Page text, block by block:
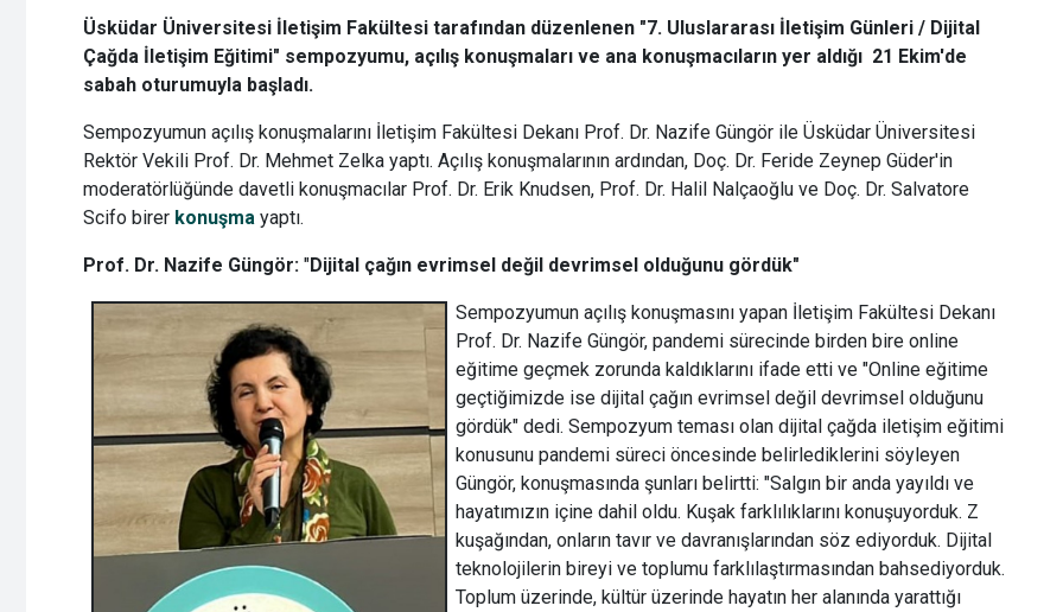
Üsküdar Üniversitesi İletişim Fakültesi tarafından düzenlenen "7. Uluslararası İletişim Günleri / Dijital
Çağda İletişim Eğitimi" sempozyumu, açılış konuşmaları ve ana konuşmacıların yer aldığı 21 Ekim'de
sabah oturumuyla başladı.
Sempozyumun açılış konuşmalarını İletişim Fakültesi Dekanı Prof. Dr. Nazife Güngör ile Üsküdar Üniversitesi
Rektör Vekili Prof. Dr. Mehmet Zelka yaptı. Açılış konuşmalarının ardından, Doç. Dr. Feride Zeynep Güder'in
moderatörlüğünde davetli konuşmacılar Prof. Dr. Erik Knudsen, Prof. Dr. Halil Nalçaoğlu ve Doç. Dr. Salvatore
Scifo birer konuşma yaptı.
Prof. Dr. Nazife Güngör: "Dijital çağın evrimsel değil devrimsel olduğunu gördük"
Sempozyumun açılış konuşmasını yapan İletişim Fakültesi Dekanı
Prof. Dr. Nazife Güngör, pandemi sürecinde birden bire online
eğitime geçmek zorunda kaldıklarını ifade etti ve "Online eğitime
geçtiğimizde ise dijital çağın evrimsel değil devrimsel olduğunu
gördük" dedi. Sempozyum teması olan dijital çağda iletişim eğitimi
konusunu pandemi süreci öncesinde belirlediklerini söyleyen
Güngör, konuşmasında şunları belirtti: "Salgın bir anda yayıldı ve
hayatımızın içine dahil oldu. Kuşak farklılıklarını konuşuyorduk. Z
kuşağından, onların tavır ve davranışlarından söz ediyorduk. Dijital
teknolojilerin bireyi ve toplumu farklılaştırmasından bahsediyorduk.
Toplum üzerinde, kültür üzerinde hayatın her alanında yarattığı